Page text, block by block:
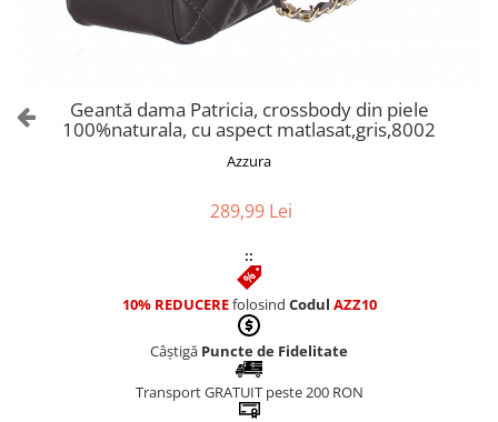
Genți AlbeGeantă dama Patricia, crossbody din piele
100%naturala, cu aspect matlasat,gris,8002
Azzura
289,99 Lei
::
10% REDUCEREfolosind Codul AZZ10
Câștigă Puncte de Fidelitate
Transport GRATUIT peste 200 RON